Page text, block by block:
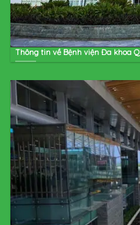
Thông tin về Bệnh viện Đa khoa